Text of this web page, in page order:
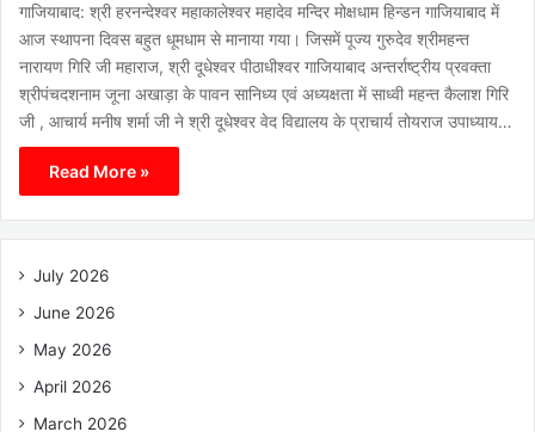
गाजियाबाद: श्री हरनन्देश्वर महाकालेश्वर महादेव मन्दिर मोक्षधाम हिन्डन गाजियाबाद में
आज स्थापना दिवस बहुत धूमधाम से मानाया गया। जिसमें पूज्य गुरुदेव श्रीमहन्त
नारायण गिरि जी महाराज, श्री दूधेश्वर पीठाधीश्वर गाजियाबाद अन्तर्राष्ट्रीय प्रवक्ता
श्रीपंचदशनाम जूना अखाड़ा के पावन सानिध्य एवं अध्यक्षता में साध्वी महन्त कैलाश गिरि
जी , आचार्य मनीष शर्मा जी ने श्री दूधेश्वर वेद विद्यालय के प्राचार्य तोयराज उपाध्याय…
Read More »
July 2026
June 2026
May 2026
April 2026
March 2026